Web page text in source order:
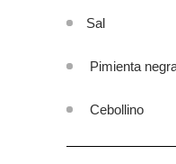
Sal
Pimienta
Cebollino